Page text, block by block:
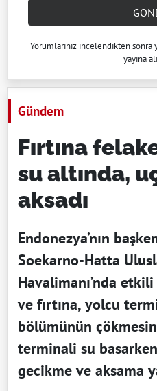
Yorumlarınız incelendikten sonra
yayına
Gündem
Fırtına
su altında,
aksadı
Endonezya’nın
Soekarno-Hatta
Havalimanı’nda
ve fırtına, yolcu
bölümünün
terminali su
gecikme ve aksama